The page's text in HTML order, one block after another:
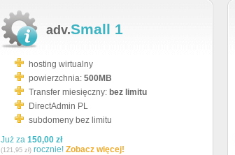
adv.Small 1
hosting wirtualny
powierzchnia: 500MB
Transfer miesięczny: bez limitu
DirectAdmin PL
subdomeny bez limitu
Już za 150,00 zł
(121,95 zł) rocznie! Zobacz więcej!